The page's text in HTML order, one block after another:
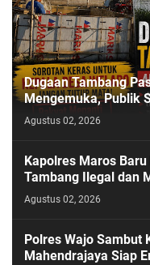
Dugaan Tambang
Mengemuka, Publik
Agustus 02, 2026
Kapolres Maros
Tambang Ilegal dan
Agustus 02, 2026
Polres Wajo Sambut
Mahendrajaya Siap